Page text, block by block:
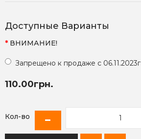
Доступные Варианты
ВНИМАНИЕ!
Запрещено к продаже с 06.11.2023г
110.00грн.
Кол-во